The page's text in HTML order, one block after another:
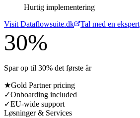
Hurtig implementering
Visit Dataflowsuite.dk
Tal med en ekspert
30%
Spar op til 30% det første år
★Gold Partner pricing
✓Onboarding included
✓EU-wide support
Løsninger & Services